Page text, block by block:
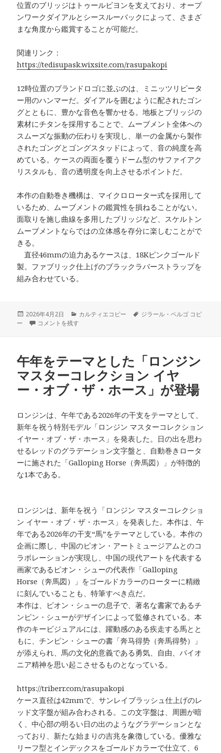
位置のブリッジはトゥールビヨンを支えており、オープ
ンワークダイアルとシースルーバックによって、さまざ
まな角度から鑑賞することが可能だ。
関連リンク：
https://tedisupask.wixsite.com/rasupakopi
12時位置のブランドロゴに並ぶのは、ミニッツリピータ
ー用のハンマーだ。ダイアルを囲むように配されたゴン
グとともに、豊かな音色を響かせる。地板とブリッジの
素材にチタンを採用することで、ムーブメント全体への
スムーズな振動の伝わりを実現し、単一の金属から製作
されたゴングとゴングスタッドによって、音の純度を高
めている。ケースの両面を覆うドーム型のサファイアク
リスタルも、音の透明度を向上させるポイントだ。
本作の自動巻き機構は、マイクロローター式を採用して
いるため、ムーブメントの鑑賞性を損ねることがない。
面取りを施し曲線を多用したブリッジなど、スケルトン
ムーブメントならではの立体感を存分に楽しむことがで
きる。
直径46mmの迫力あるケースは、18Kピンクゴールド
製。ファブリック仕上げのブラックラバーストラップを
組み合わせている。
投
稿
2026年4月2日
カ
カルティエコピー
タ
ジラール・ペルゴ コピ
ー
ジラール・ペルゴより、新開発ムーブメントを搭載した「ミニッツ
コメントを残す
午年をテーマとした「ロンジン
マスターコレクション イヤ
ー・オブ・ザ・ホース」が登場
ロンジンは、午年である2026年の干支をテーマとして、
新年を祝う特別モデル「ロンジン マスターコレクション
イヤー・オブ・ザ・ホース」を発表した。日の出を思わ
せるレッドのグラデーション文字盤と、自動巻きロータ
ーに施された「Galloping Horse（奔馬図）」が特徴的
な1本である。
ロンジンは、新年を祝う「ロンジン マスターコレクショ
ン イヤー・オブ・ザ・ホース」を発表した。本作は、午
年である2026年の干支“馬”をテーマとしている。本作の
企画に際し、中国のピオン・アートミュージアムとのコ
ラボレーションが実現し、中国の現代アートを代表する
画家であるピオン・シューの代表作「Galloping
Horse（奔馬図）」をゴールドカラーのローターに精緻
に刻んでいることも、特筆すべき点だ。
本作は、ピオン・シューの息子で、著名な書家であるチ
ンピン・シューがデザインによって監修されている。本
作のキービジュアルには、躍動感のある疾走する馬とと
もに、チンピン・シューの書「奔马得势（奔馬得勢）」
が添えられ、馬の文化的意義である勇気、自由、パイオ
ニア精神を思い起こさせるものとなっている。
https://triberr.com/rasupakopi
ケース直径は42mmで、サンレイブラッシュ仕上げのレ
ッド文字盤が組み合わされる。この文字盤は、周囲が暗
く、中心部の明るい日の出のようなグラデーションとな
っており、新たな始まりの吉兆を象徴している。優雅な
リーフ型とインデックスをゴールドカラーで仕立て、6